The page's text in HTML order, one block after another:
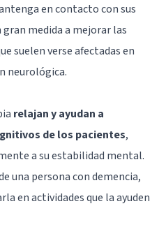
en contacto con sus
medida a mejorar las
suelen verse afectadas en
neurológica.
relajan y ayudan a
de los pacientes,
a su estabilidad mental.
una persona con demencia,
en actividades que la ayuden